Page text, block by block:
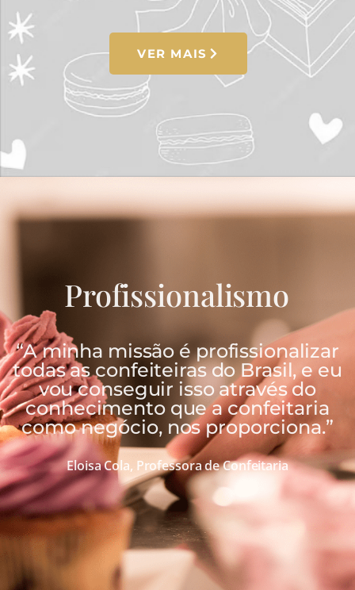
VER MAIS
Profissionalismo
“A minha missão é profissionalizar
todas as confeiteiras do Brasil, e eu
vou conseguir isso através do
conhecimento que a confeitaria
como negócio, nos proporciona.”
Eloisa Cola, Professora de Confeitaria